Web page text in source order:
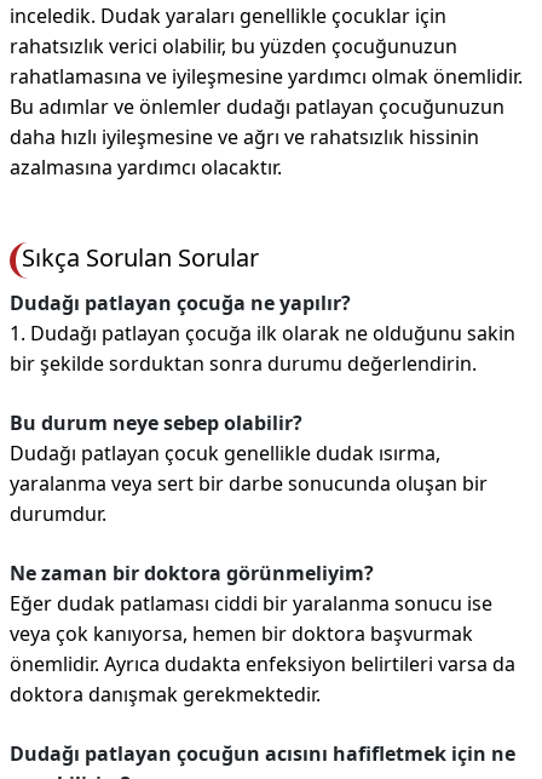
inceledik. Dudak yaraları genellikle çocuklar için
rahatsızlık verici olabilir, bu yüzden çocuğunuzun
rahatlamasına ve iyileşmesine yardımcı olmak önemlidir.
Bu adımlar ve önlemler dudağı patlayan çocuğunuzun
daha hızlı iyileşmesine ve ağrı ve rahatsızlık hissinin
azalmasına yardımcı olacaktır.
Sıkça Sorulan Sorular
Dudağı patlayan çocuğa ne yapılır?
1. Dudağı patlayan çocuğa ilk olarak ne olduğunu sakin
bir şekilde sorduktan sonra durumu değerlendirin.
Bu durum neye sebep olabilir?
Dudağı patlayan çocuk genellikle dudak ısırma,
yaralanma veya sert bir darbe sonucunda oluşan bir
durumdur.
Ne zaman bir doktora görünmeliyim?
Eğer dudak patlaması ciddi bir yaralanma sonucu ise
veya çok kanıyorsa, hemen bir doktora başvurmak
önemlidir. Ayrıca dudakta enfeksiyon belirtileri varsa da
doktora danışmak gerekmektedir.
Dudağı patlayan çocuğun acısını hafifletmek için ne